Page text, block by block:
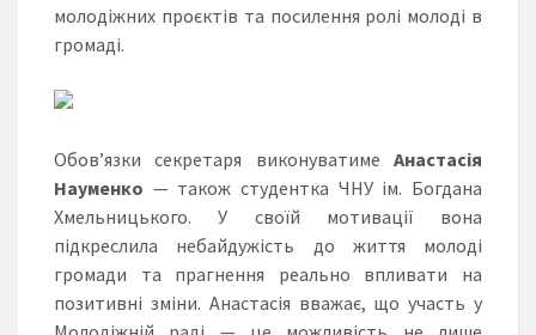
молодіжних проєктів та посилення ролі молоді в
громаді.
Обов’язки секретаря виконуватиме Анастасія
Науменко — також студентка ЧНУ ім. Богдана
Хмельницького. У своїй мотивації вона
підкреслила небайдужість до життя молоді
громади та прагнення реально впливати на
позитивні зміни. Анастасія вважає, що участь у